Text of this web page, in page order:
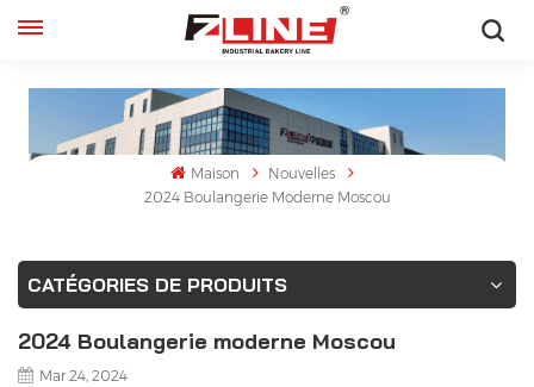
español
Maison
Nouvelles
2024 Boulangerie Moderne Moscou
CATÉGORIES DE PRODUITS
2024 Boulangerie moderne Moscou
Mar 24, 2024